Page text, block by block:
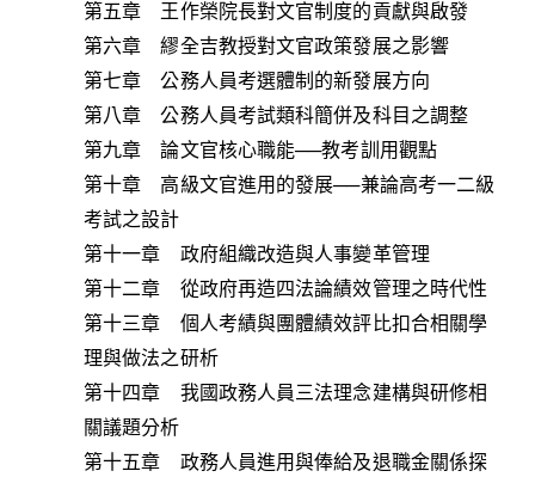
第五章 王作榮院長對文官制度的貢獻與啟發
第六章 繆全吉教授對文官政策發展之影響
第七章 公務人員考選體制的新發展方向
第八章 公務人員考試類科簡併及科目之調整
第九章 論文官核心職能──教考訓用觀點
第十章 高級文官進用的發展──兼論高考一二級
考試之設計
第十一章 政府組織改造與人事變革管理
第十二章 從政府再造四法論績效管理之時代性
第十三章 個人考績與團體績效評比扣合相關學
理與做法之研析
第十四章 我國政務人員三法理念建構與研修相
關議題分析
第十五章 政務人員進用與俸給及退職金關係探